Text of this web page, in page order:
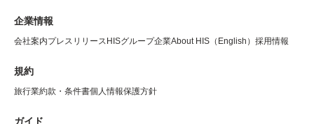
企業情報
会社案内プレスリリースHISグループ企業About HIS（English） 採用情報
規約
旅行業約款・条件書個人情報保護方針
ガイド